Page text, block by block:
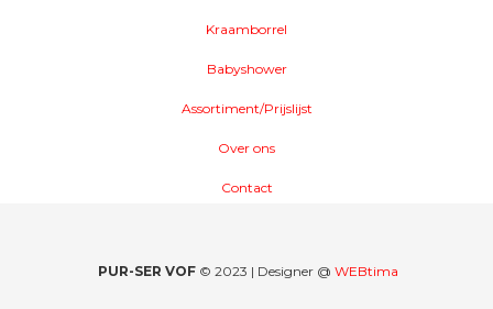
Kraamborrel
Babyshower
Assortiment/Prijslijst
Over ons
Contact
PUR-SER VOF © 2023 | Designer @ WEBtima